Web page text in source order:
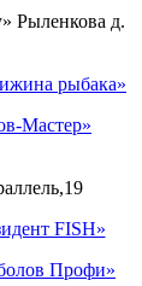
Рыленкова д.
рыбака»
Мастер»
FISH»
Профи»